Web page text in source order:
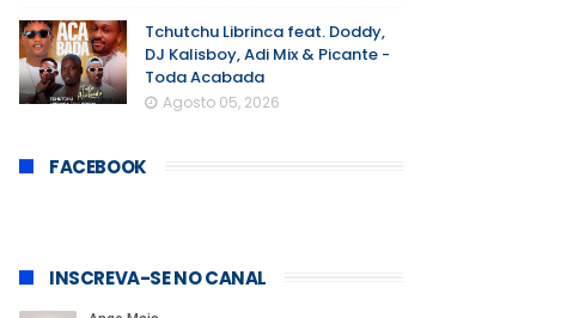
Tchutchu Librinca feat. Doddy,
DJ Kalisboy, Adi Mix & Picante -
Toda Acabada
Agosto 05, 2026
FACEBOOK
INSCREVA-SE NO CANAL